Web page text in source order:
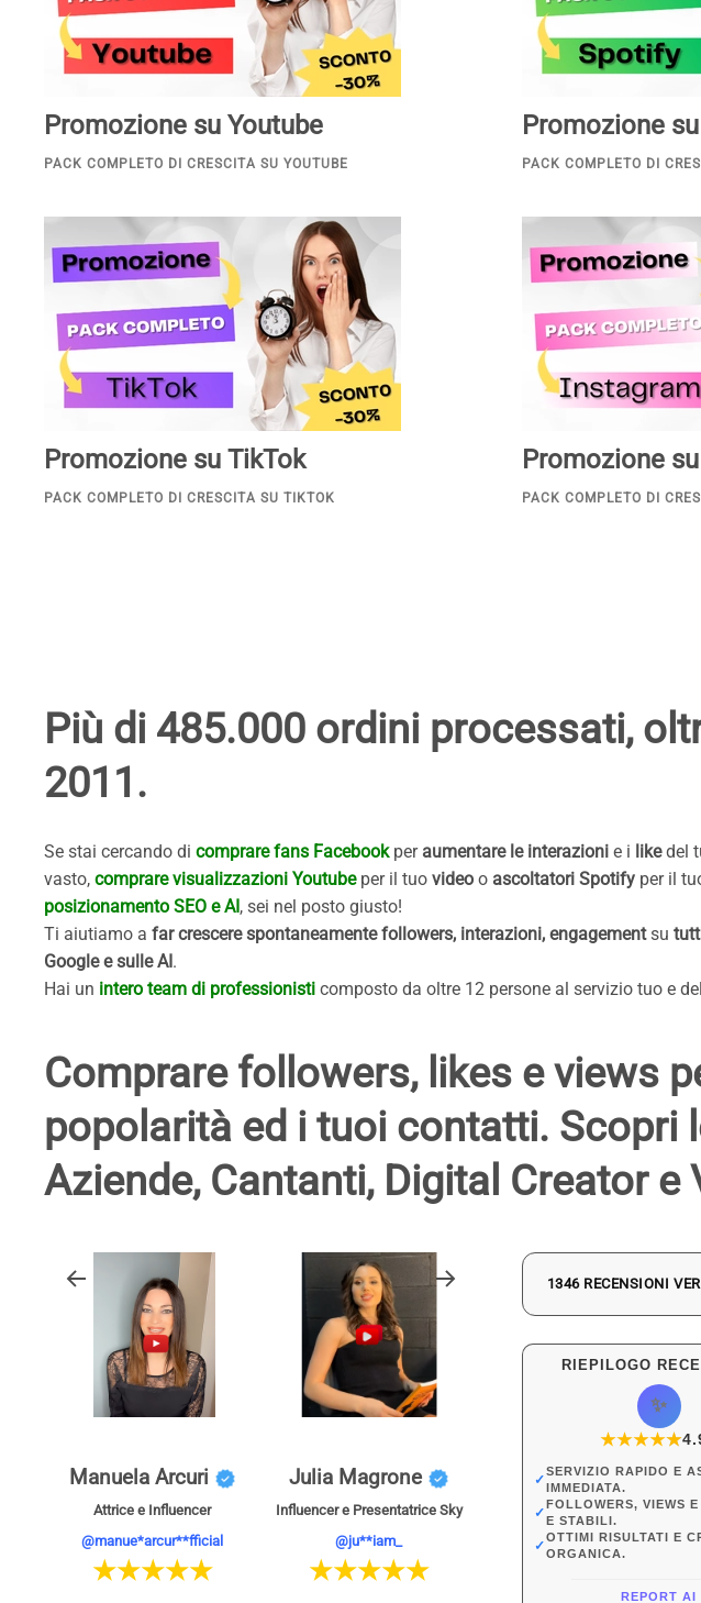
Promozione su Youtube
PACK COMPLETO DI CRESCITA SU YOUTUBE
Promozione
PACK COMPLETO DI
Promozione su TikTok
PACK COMPLETO DI CRESCITA SU TIKTOK
Promozione
PACK COMPLETO DI
Più di 485.000 ordini processati,
2011.
Se stai cercando di comprare fans Facebookper aumentare le interazioni e i likedel
vasto, comprare visualizzazioni Youtubeper il tuo video o ascoltatori Spotify per il
posizionamento SEO e AI, sei nel posto giusto!
Ti aiutiamo a far crescere spontaneamente followers, interazioni, engagementsu
Google e sulle AI.
Hai un intero team di professionisti composto da oltre 12 persone al servizio tuo e
Comprare followers, likes e views
popolarità ed i tuoi contatti. Scopri
Aziende, Cantanti, Digital Creator
Manuela Arcuri
Attrice e Influencer
@manue*arcur**fficial
★★★★★
Julia Magrone
Influencer e Presentatrice Sky
@ju**iam_
★★★★★
Sofia Migliore
Influencer e Blogger
@sofia**mig***
1346 RECENSIONI
RIEPILOGO
✨
★★★★★
★
✓
SERVIZIO RAPIDO E
IMMEDIATA.
✓
FOLLOWERS, VIEWS
E STABILI.
✓
OTTIMI RISULTATI E
ORGANICA.
REPORT AI